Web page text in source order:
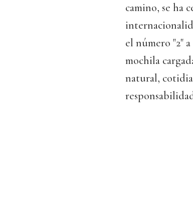
camino, se ha
el número "2"
mochila
natural,